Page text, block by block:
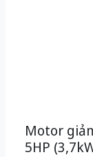
Motor
5HP